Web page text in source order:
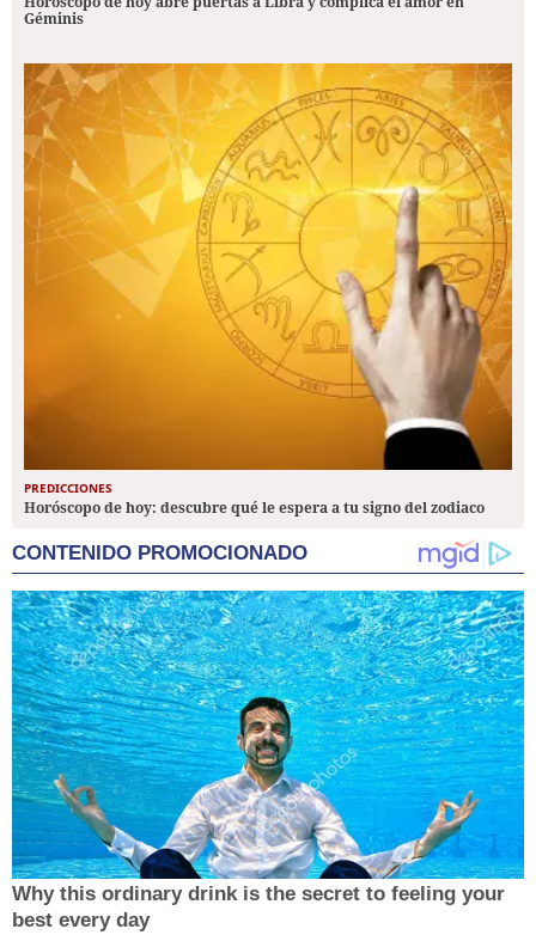
Géminis
PREDICCIONES
Horóscopo de hoy: descubre qué le espera a tu signo del zodiaco
CONTENIDO PROMOCIONADO
Why this ordinary drink is the secret to feeling your
best every day